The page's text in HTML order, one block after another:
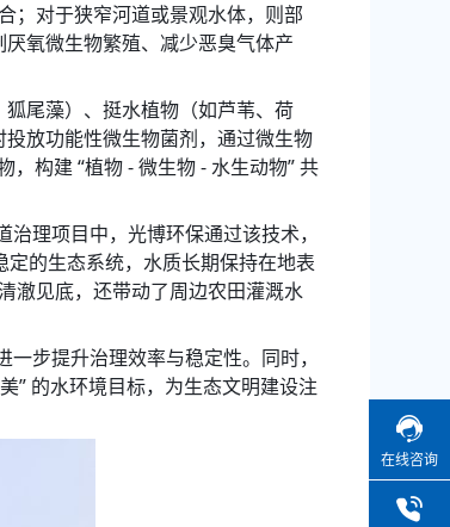
；对于狭窄河道或景观水体，则部
氧微生物繁殖、减少恶臭气体产
尾藻）、挺水植物（如芦苇、荷
放功能性微生物菌剂，通过微生物
构建 “植物 - 微生物 - 水生动物” 共
理项目中，光博环保通过该技术，
的生态系统，水质长期保持在地表
澈见底，还带动了周边农田灌溉水
步提升治理效率与稳定性。同时，
” 的水环境目标，为生态文明建设注
在线咨询